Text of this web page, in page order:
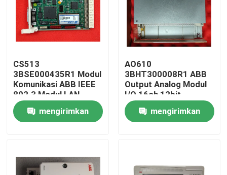
Rumah
Tentang kami
CS513
3BSE000435R1 Modul
Komunikasi ABB IEEE
802.3 Modul LAN
mengirimkan
AO610
3BHT300008R1 ABB
Output Analog Modul
I/O 16ch 12bit
mengirimkan